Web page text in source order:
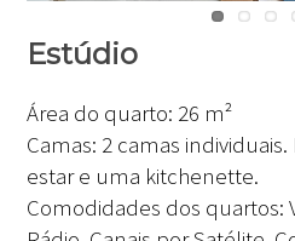
Estúdio
Área do quarto: 26 m²
Camas: 2 camas
estar e uma kitchenette.
Comodidades dos quartos: